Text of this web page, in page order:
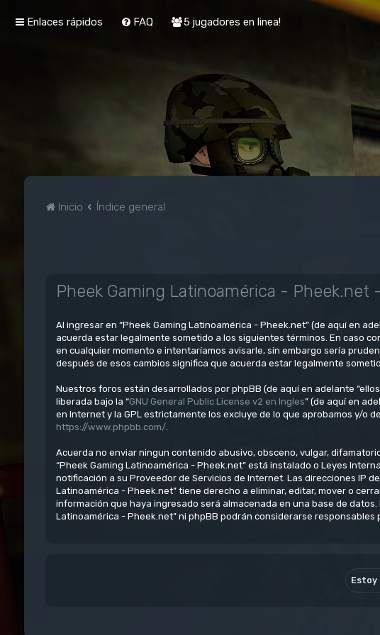
Enlaces rápidos FAQ 5 jugadores en linea!
Inicio Índice general
Pheek Gaming Latinoamérica - Pheek.net
Al ingresar en “Pheek Gaming Latinoamérica - Pheek.net” (de aquí en
acuerda estar legalmente sometido a los siguientes términos. En caso
en cualquier momento e intentaríamos avisarle, sin embargo sería
después de esos cambios significa que acuerda estar legalmente
Nuestros foros están desarrollados por phpBB (de aquí en adelante
liberada bajo la “GNU General Public License v2 en Ingles” (de aquí en
en Internet y la GPL estrictamente los excluye de lo que aprobamos y/o
https://www.phpbb.com/.
Acuerda no enviar ningun contenido abusivo, obsceno, vulgar,
“Pheek Gaming Latinoamérica - Pheek.net” está instalado o Leyes
notificación a su Proveedor de Servicios de Internet. Las direcciones IP
Latinoamérica - Pheek.net” tiene derecho a eliminar, editar, mover o
información que haya ingresado será almacenada en una base de
Latinoamérica - Pheek.net” ni phpBB podrán considerarse